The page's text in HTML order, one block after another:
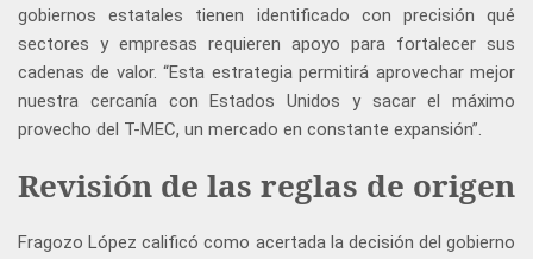
gobiernos estatales tienen identificado con precisión qué
sectores y empresas requieren apoyo para fortalecer sus
cadenas de valor. “Esta estrategia permitirá aprovechar mejor
nuestra cercanía con Estados Unidos y sacar el máximo
provecho del T-MEC, un mercado en constante expansión”.
Revisión de las reglas de origen
Fragozo López calificó como acertada la decisión del gobierno